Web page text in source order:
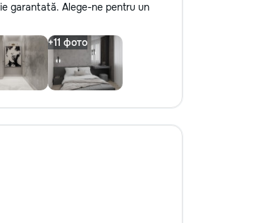
garantată. Alege-ne pentru un